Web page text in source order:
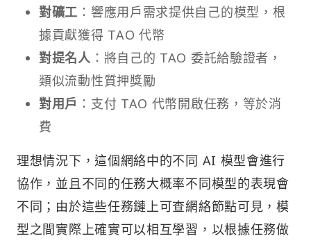
對礦工 ：響應用戶需求提供自己的模型，根
據貢獻獲得 TAO 代幣
對提名人：將自己的 TAO 委託給驗證者，
類似流動性質押獎勵
對用戶 ：支付 TAO 代幣開啟任務，等於消
費
理想情況下，這個網絡中的不同 AI 模型會進行
協作，並且不同的任務大概率不同模型的表現會
不同；由於這些任務鏈上可查網絡節點可見，模
型之間實際上確實可以相互學習，以根據任務做